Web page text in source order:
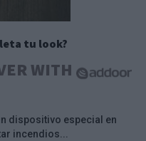
tu look?
WITH
dispositivo especial en
incendios...